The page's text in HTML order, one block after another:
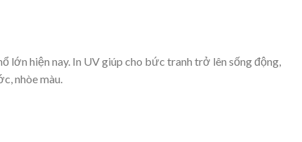
lớn hiện nay. In UV giúp cho bức tranh trở lên sống động,
nhòe màu.